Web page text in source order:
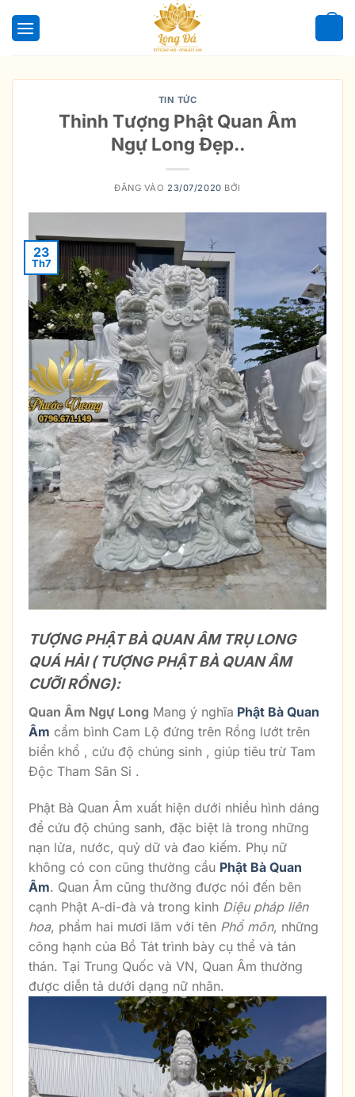
qua
TIN TỨC
Thỉnh Tượng Phật Quan Âm
Ngự Long Đẹp..
ĐĂNG VÀO 23/07/2020 BỞI
23
Th7
TƯỢNG PHẬT BÀ QUAN ÂM TRỤ LONG
QUÁ HẢI ( TƯỢNG PHẬT BÀ QUAN ÂM
CƯỠI RỒNG):
Quan Âm Ngự Long Mang ý nghĩa Phật Bà Quan
Âm cầm bình Cam Lộ đứng trên Rồng lướt trên
biển khổ , cứu độ chúng sinh , giúp tiêu trừ Tam
Độc Tham Sân Si .
Phật Bà Quan Âm xuất hiện dưới nhiều hình dáng
để cứu độ chúng sanh, đặc biệt là trong những
nạn lửa, nước, quỷ dữ và đao kiếm. Phụ nữ
không có con cũng thường cầu Phật Bà Quan
Âm. Quan Âm cũng thường được nói đến bên
cạnh Phật A-di-đà và trong kinh Diệu pháp liên
hoa, phẩm hai mươi lăm với tên Phổ môn, những
công hạnh của Bồ Tát trình bày cụ thể và tán
thán. Tại Trung Quốc và VN, Quan Âm thường
được diễn tả dưới dạng nữ nhân.